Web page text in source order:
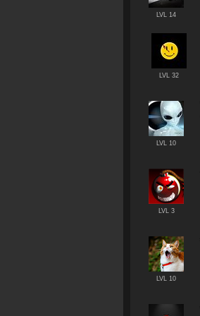
LVL 14
LVL 32
LVL 10
LVL 3
LVL 10